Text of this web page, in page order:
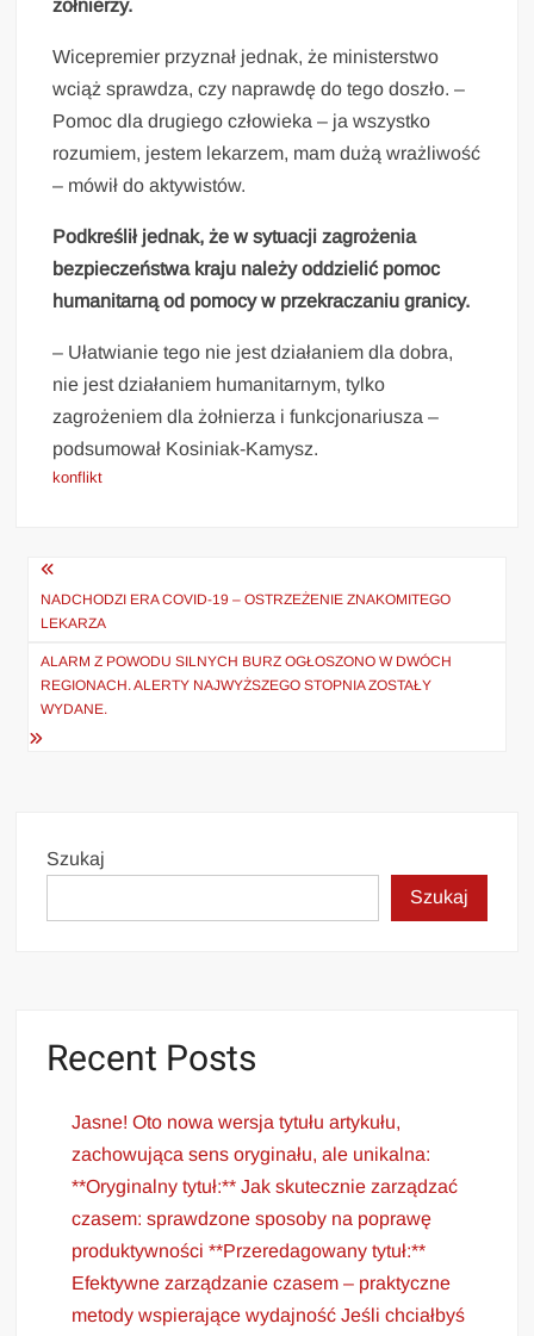
żołnierzy.
Wicepremier przyznał jednak, że ministerstwo
wciąż sprawdza, czy naprawdę do tego doszło. –
Pomoc dla drugiego człowieka – ja wszystko
rozumiem, jestem lekarzem, mam dużą wrażliwość
– mówił do aktywistów.
Podkreślił jednak, że w sytuacji zagrożenia
bezpieczeństwa kraju należy oddzielić pomoc
humanitarną od pomocy w przekraczaniu granicy.
– Ułatwianie tego nie jest działaniem dla dobra,
nie jest działaniem humanitarnym, tylko
zagrożeniem dla żołnierza i funkcjonariusza –
podsumował Kosiniak-Kamysz.
konflikt
Nawigacja
wpisu
NADCHODZI ERA COVID-19 – OSTRZEŻENIE ZNAKOMITEGO
LEKARZA
ALARM Z POWODU SILNYCH BURZ OGŁOSZONO W DWÓCH
REGIONACH. ALERTY NAJWYŻSZEGO STOPNIA ZOSTAŁY
WYDANE.
Szukaj
Szukaj
Recent Posts
Jasne! Oto nowa wersja tytułu artykułu,
zachowująca sens oryginału, ale unikalna:
**Oryginalny tytuł:** Jak skutecznie zarządzać
czasem: sprawdzone sposoby na poprawę
produktywności **Przeredagowany tytuł:**
Efektywne zarządzanie czasem – praktyczne
metody wspierające wydajność Jeśli chciałbyś